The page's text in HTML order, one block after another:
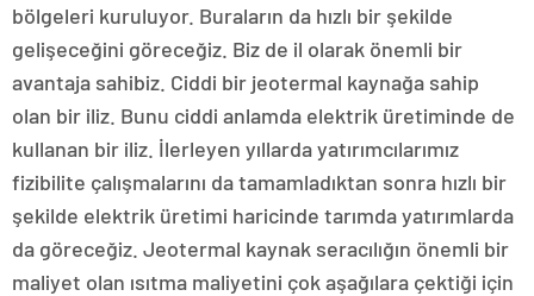
bölgeleri kuruluyor. Buraların da hızlı bir şekilde
gelişeceğini göreceğiz. Biz de il olarak önemli bir
avantaja sahibiz. Ciddi bir jeotermal kaynağa sahip
olan bir iliz. Bunu ciddi anlamda elektrik üretiminde de
kullanan bir iliz. İlerleyen yıllarda yatırımcılarımız
fizibilite çalışmalarını da tamamladıktan sonra hızlı bir
şekilde elektrik üretimi haricinde tarımda yatırımlarda
da göreceğiz. Jeotermal kaynak seracılığın önemli bir
maliyet olan ısıtma maliyetini çok aşağılara çektiği için